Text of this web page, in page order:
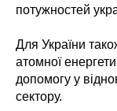
потужностей
Для України
атомної
допомогу у
сектору.